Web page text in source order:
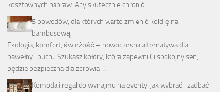
kosztownych napraw. Aby skutecznie chronić …
5 powodów, dla których warto zmienić kołdrę na
bambusową
Ekologia, komfort, świeżość – nowoczesna alternatywa dla
bawełny i puchu Szukasz kołdry, która zapewni Ci spokojny sen,
będzie bezpieczna dla zdrowia …
Komoda i regał do wynajmu na eventy: jak wybrać i zadbać